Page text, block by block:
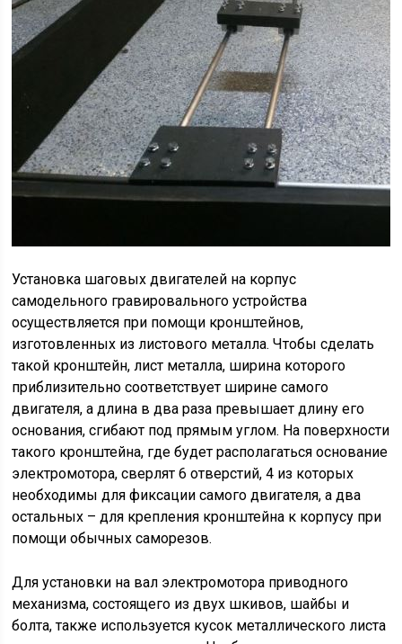
Установка шаговых двигателей на корпус
самодельного гравировального устройства
осуществляется при помощи кронштейнов,
изготовленных из листового металла. Чтобы сделать
такой кронштейн, лист металла, ширина которого
приблизительно соответствует ширине самого
двигателя, а длина в два раза превышает длину его
основания, сгибают под прямым углом. На поверхности
такого кронштейна, где будет располагаться основание
электромотора, сверлят 6 отверстий, 4 из которых
необходимы для фиксации самого двигателя, а два
остальных – для крепления кронштейна к корпусу при
помощи обычных саморезов.
Для установки на вал электромотора приводного
механизма, состоящего из двух шкивов, шайбы и
болта, также используется кусок металлического листа